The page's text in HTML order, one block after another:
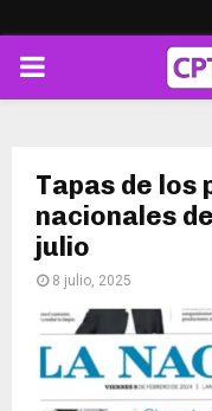
PRIMARY
Tapas de los
nacionales
julio
8 julio, 2025